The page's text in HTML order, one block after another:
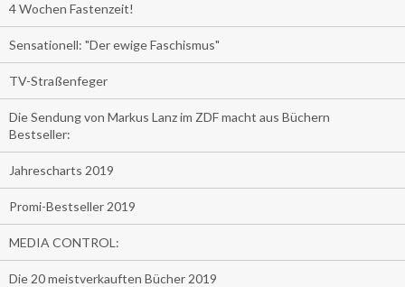
4 Wochen Fastenzeit!
Sensationell: "Der ewige Faschismus"
TV-Straßenfeger
Die Sendung von Markus Lanz im ZDF macht aus Büchern
Bestseller:
Jahrescharts 2019
Promi-Bestseller 2019
MEDIA CONTROL:
Die 20 meistverkauften Bücher 2019